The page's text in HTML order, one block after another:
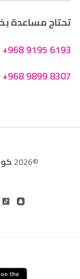
تحتاج مساعدة
+968 9195 6193
+968 9899 8307
©2026